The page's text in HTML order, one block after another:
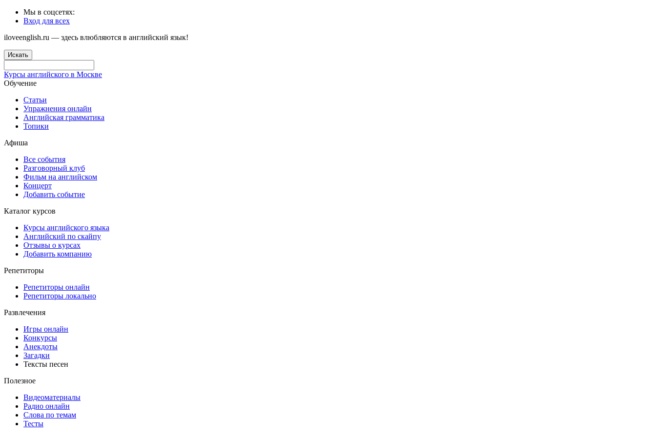
Мы в соцсетях:
Вход для всех
iloveenglish.ru — здесь влюбляются в английский язык!
Искать
Курсы английского в Москве
Обучение
Статьи
Упражнения онлайн
Английская грамматика
Топики
Афиша
Все события
Разговорный клуб
Фильм на английском
Концерт
Добавить событие
Каталог курсов
Курсы английского языка
Английский по скайпу
Отзывы о курсах
Добавить компанию
Репетиторы
Репетиторы онлайн
Репетиторы локально
Развлечения
Игры онлайн
Конкурсы
Анекдоты
Загадки
Тексты песен
Полезное
Видеоматериалы
Радио онлайн
Слова по темам
Тесты